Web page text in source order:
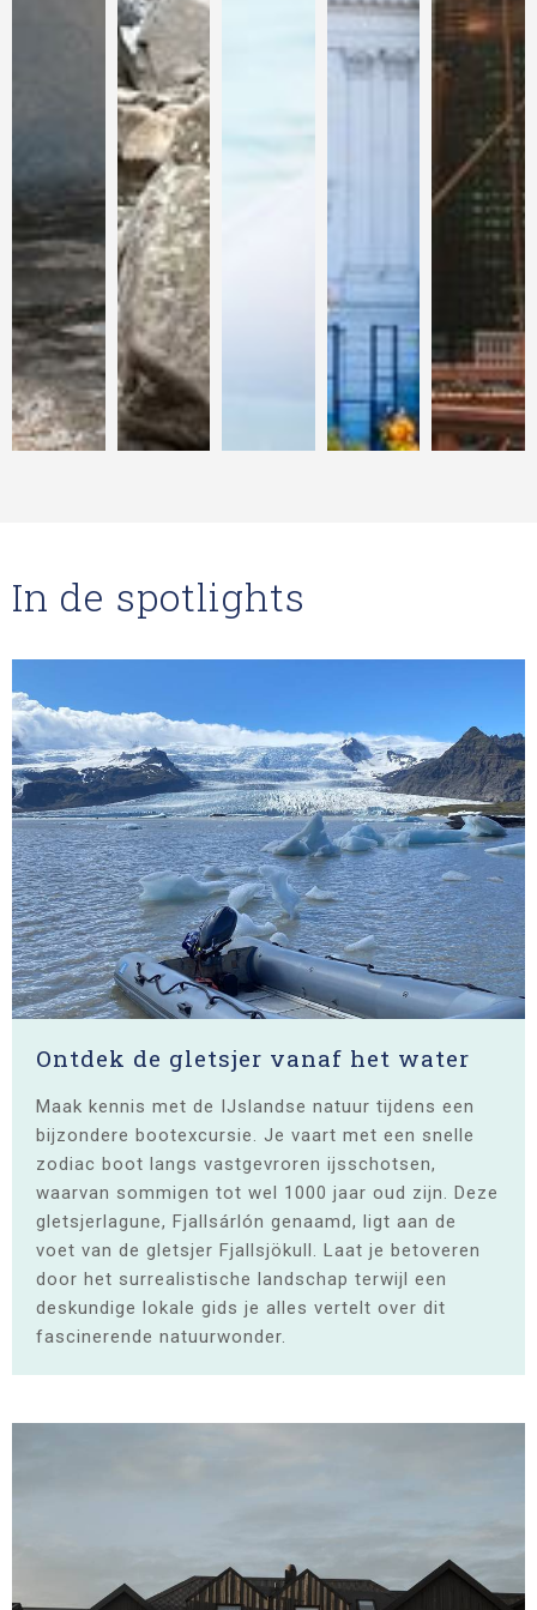
In de spotlights
Ontdek de gletsjer vanaf het water
Maak kennis met de IJslandse natuur tijdens een
bijzondere bootexcursie. Je vaart met een snelle
zodiac boot langs vastgevroren ijsschotsen,
waarvan sommigen tot wel 1000 jaar oud zijn. Deze
gletsjerlagune, Fjallsárlón genaamd, ligt aan de
voet van de gletsjer Fjallsjökull. Laat je betoveren
door het surrealistische landschap terwijl een
deskundige lokale gids je alles vertelt over dit
fascinerende natuurwonder.